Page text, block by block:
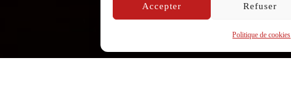
Accepter Refuser
Politique de cookies